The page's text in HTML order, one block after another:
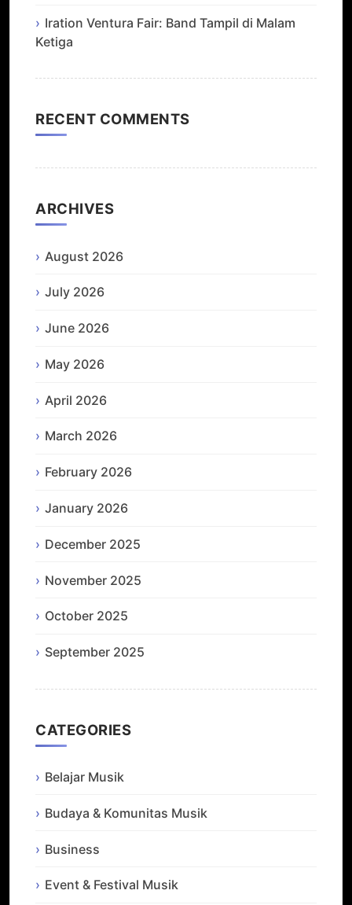
Iration Ventura Fair: Band Tampil di Malam
Ketiga
RECENT COMMENTS
ARCHIVES
August 2026
July 2026
June 2026
May 2026
April 2026
March 2026
February 2026
January 2026
December 2025
November 2025
October 2025
September 2025
CATEGORIES
Belajar Musik
Budaya & Komunitas Musik
Business
Event & Festival Musik